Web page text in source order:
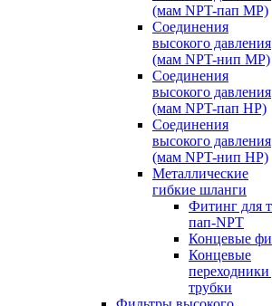
(мам NPT-пап MP)
Соединения
высокого давления
(мам NPT-нип MP)
Соединения
высокого давления
(мам NPT-пап HP)
Соединения
высокого давления
(мам NPT-нип HP)
Металлические
гибкие шланги
Фитинг для
пап-NPT
Концевые
Концевые
переходники
трубки